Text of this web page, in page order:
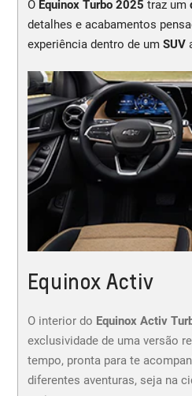
O Equinox Turbo 2025 traz um
detalhes e acabamentos
experiência dentro de um SUV
Equinox Activ
O interior do Equinox Activ
exclusividade de uma versão
tempo, pronta para te
diferentes aventuras, seja na